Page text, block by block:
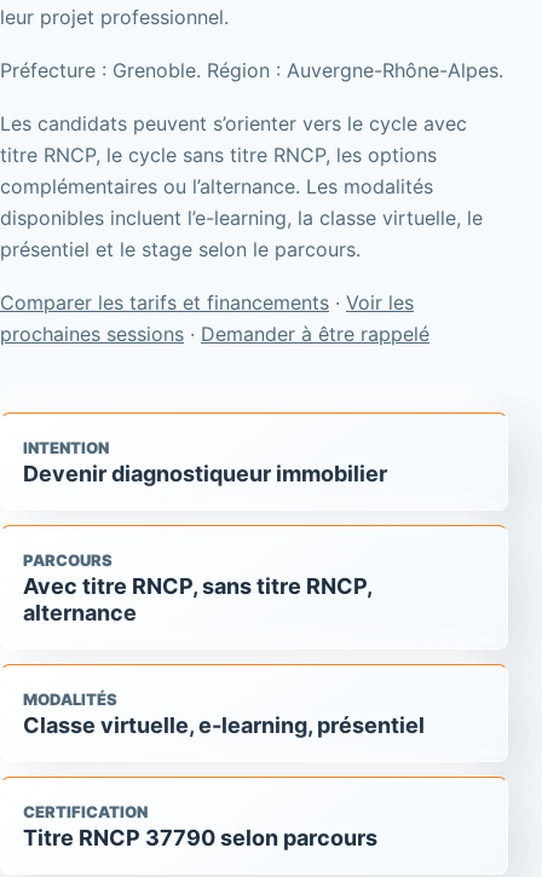
leur projet professionnel.
Préfecture : Grenoble. Région : Auvergne-Rhône-Alpes.
Les candidats peuvent s’orienter vers le cycle avec
titre RNCP, le cycle sans titre RNCP, les options
complémentaires ou l’alternance. Les modalités
disponibles incluent l’e-learning, la classe virtuelle, le
présentiel et le stage selon le parcours.
Comparer les tarifs et financements · Voir les
prochaines sessions · Demander à être rappelé
INTENTION
Devenir diagnostiqueur immobilier
PARCOURS
Avec titre RNCP, sans titre RNCP,
alternance
MODALITÉS
Classe virtuelle, e-learning, présentiel
CERTIFICATION
Titre RNCP 37790 selon parcours